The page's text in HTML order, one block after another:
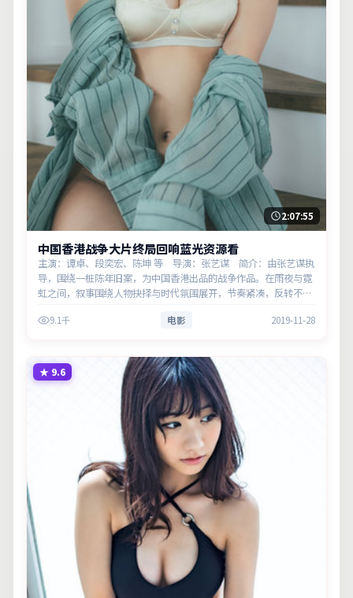
2:07:55
中国香港战争大片终局回响蓝光资源看
主演：谭卓、段奕宏、陈坤 等 导演：张艺谋 简介：由张艺谋执
导，围绕一桩陈年旧案，为中国香港出品的战争作品。在雨夜与霓
虹之间，叙事围绕人物抉择与时代氛围展开，节奏紧凑，反转不
9.1千 电影 2019-11-28
★ 9.6